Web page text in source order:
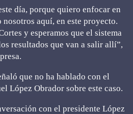
día, porque quiero enfocar en
nosotros aquí, en este proyecto.
y esperamos que el sistema
resultados que van a salir allí”,
que no ha hablado con el
López Obrador sobre este caso.
con el presidente López